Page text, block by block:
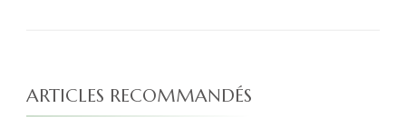
ARTICLES RECOMMANDÉS